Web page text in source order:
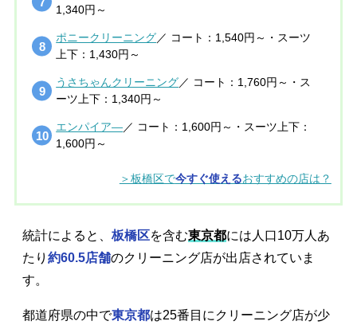
1,340円～
ポニークリーニング／ コート：1,540円～・スーツ
上下：1,430円～
うさちゃんクリーニング／ コート：1,760円～・ス
ーツ上下：1,340円～
エンパイア―／ コート：1,600円～・スーツ上下：
1,600円～
＞板橋区で今すぐ使えるおすすめの店は？
統計によると、 板橋区を含む東京都には人口10万人あ
たり 約60.5店舗のクリーニング店が出店されていま
す。
都道府県の中で東京都は25番目にクリーニング店が少